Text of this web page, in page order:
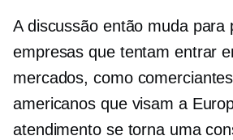
A discussão então muda para
empresas que tentam entrar
mercados, como
americanos que visam a
atendimento se torna uma